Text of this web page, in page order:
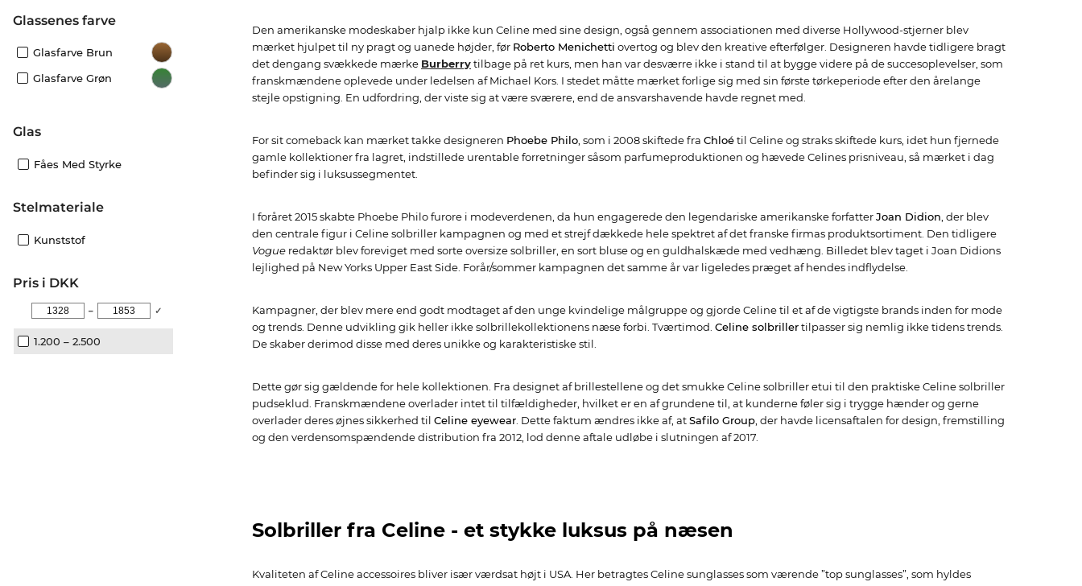
Glassenes farve
Glasfarve Brun
Glasfarve Grøn
Glas
Fåes Med Styrke
Stelmateriale
Kunststof
Pris i DKK
– ✓
1.200 – 2.500
Den amerikanske modeskaber hjalp ikke kun Celine med sine design, også gennem associationen med diverse Hollywood-stjerner blev
mærket hjulpet til ny pragt og uanede højder, før Roberto Menichetti overtog og blev den kreative efterfølger. Designeren havde tidligere bragt
det dengang svækkede mærke Burberrytilbage på ret kurs, men han var desværre ikke i stand til at bygge videre på de succesoplevelser, som
franskmændene oplevede under ledelsen af Michael Kors. I stedet måtte mærket forlige sig med sin første tørkeperiode efter den årelange
stejle opstigning. En udfordring, der viste sig at være sværere, end de ansvarshavende havde regnet med.
For sit comeback kan mærket takke designeren Phoebe Philo, som i 2008 skiftede fra Chloétil Celine og straks skiftede kurs, idet hun fjernede
gamle kollektioner fra lagret, indstillede urentable forretninger såsom parfumeproduktionen og hævede Celines prisniveau, så mærket i dag
befinder sig i luksussegmentet.
I foråret 2015 skabte Phoebe Philo furore i modeverdenen, da hun engagerede den legendariske amerikanske forfatterJoan Didion, der blev
den centrale figur i Celine solbriller kampagnen og med et strejf dækkede hele spektret af det franske firmas produktsortiment. Den tidligere
Vogue redaktør blev foreviget med sorte oversize solbriller, en sort bluse og en guldhalskæde med vedhæng. Billedet blev taget i Joan Didions
lejlighed på New Yorks Upper East Side. Forår/sommer kampagnen det samme år var ligeledes præget af hendes indflydelse.
Kampagner, der blev mere end godt modtaget af den unge kvindelige målgruppe og gjorde Celine til et af de vigtigste brands inden for mode
og trends. Denne udvikling gik heller ikke solbrillekollektionens næse forbi. Tværtimod. Celine solbrillertilpasser sig nemlig ikke tidens trends.
De skaber derimod disse med deres unikke og karakteristiske stil.
Dette gør sig gældende for hele kollektionen. Fra designet af brillestellene og det smukke Celine solbriller etui til den praktiske Celine solbriller
pudseklud. Franskmændene overlader intet til tilfældigheder, hvilket er en af grundene til, at kunderne føler sig i trygge hænder og gerne
overlader deres øjnes sikkerhed til Celine eyewear. Dette faktum ændres ikke af, atSafilo Group, der havde licensaftalen for design, fremstilling
og den verdensomspændende distribution fra 2012, lod denne aftale udløbe i slutningen af 2017.
Solbriller fra Celine - et stykke luksus på næsen
Kvaliteten af Celine accessoires bliver især værdsat højt i USA. Her betragtes Celine sunglasses som værende ”top sunglasses”, som hyldes